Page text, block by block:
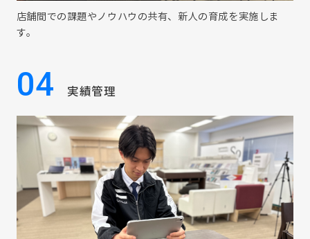
店舗間での課題やノウハウの共有、新人の育成を実施しま
す。
04 実績管理